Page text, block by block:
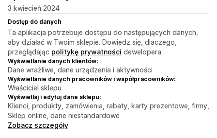
3 kwiecień 2024
Dostęp do danych
Ta aplikacja potrzebuje dostępu do następujących danych,
aby działać w Twoim sklepie. Dowiedz się, dlaczego,
przeglądając politykę prywatności dewelopera.
Wyświetlanie danych klientów:
Dane wrażliwe, dane urządzenia i aktywności
Wyświetlanie danych pracowników i współpracowników:
Właściciel sklepu
Wyświetlaj i edytuj dane sklepu:
Klienci, produkty, zamówienia, rabaty, karty prezentowe, firmy,
Sklep online, dane niestandardowe
Zobacz szczegóły